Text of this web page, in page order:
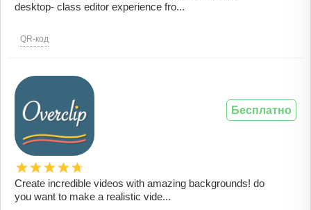
desktop- class editor experience fro...
QR-код
Create incredible videos with amazing backgrounds! do
you want to make a realistic vide...
Бесплатно